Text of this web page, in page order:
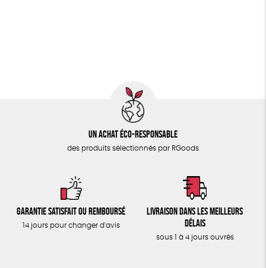
Un achat éco-responsable
des produits sélectionnés par RGoods
Garantie satisfait ou remboursé
14 jours pour changer d'avis
Livraison dans les meilleurs
délais
sous 1 à 4 jours ouvrés